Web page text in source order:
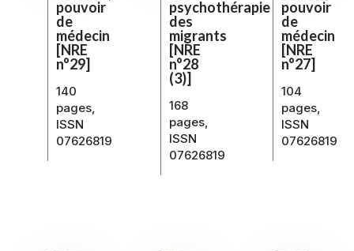
pouvoir
de
médecin
[NRE
n°29]
140
pages,
ISSN
07626819
psychothérapie
des
migrants
[NRE
n°28
(3)]
168
pages,
ISSN
07626819
pouvoir
de
médecin
[NRE
n°27]
104
pages,
ISSN
07626819